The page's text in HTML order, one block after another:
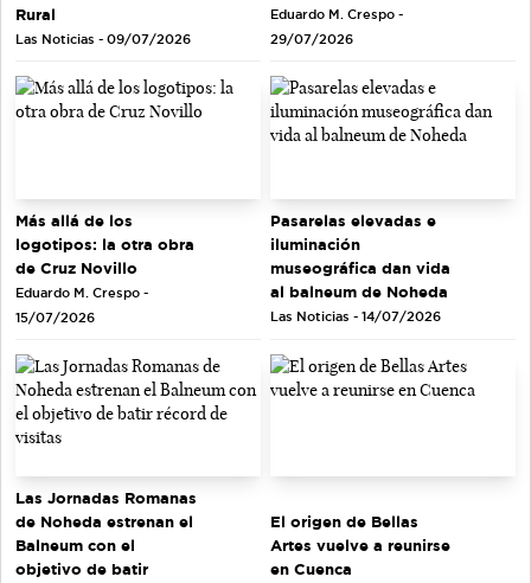
Rural
Las Noticias - 09/07/2026
Eduardo M. Crespo -
29/07/2026
Más allá de los
logotipos: la otra obra
de Cruz Novillo
Eduardo M. Crespo -
15/07/2026
Pasarelas elevadas e
iluminación
museográfica dan vida
al balneum de Noheda
Las Noticias - 14/07/2026
Las Jornadas Romanas
de Noheda estrenan el
Balneum con el
objetivo de batir
El origen de Bellas
Artes vuelve a reunirse
en Cuenca